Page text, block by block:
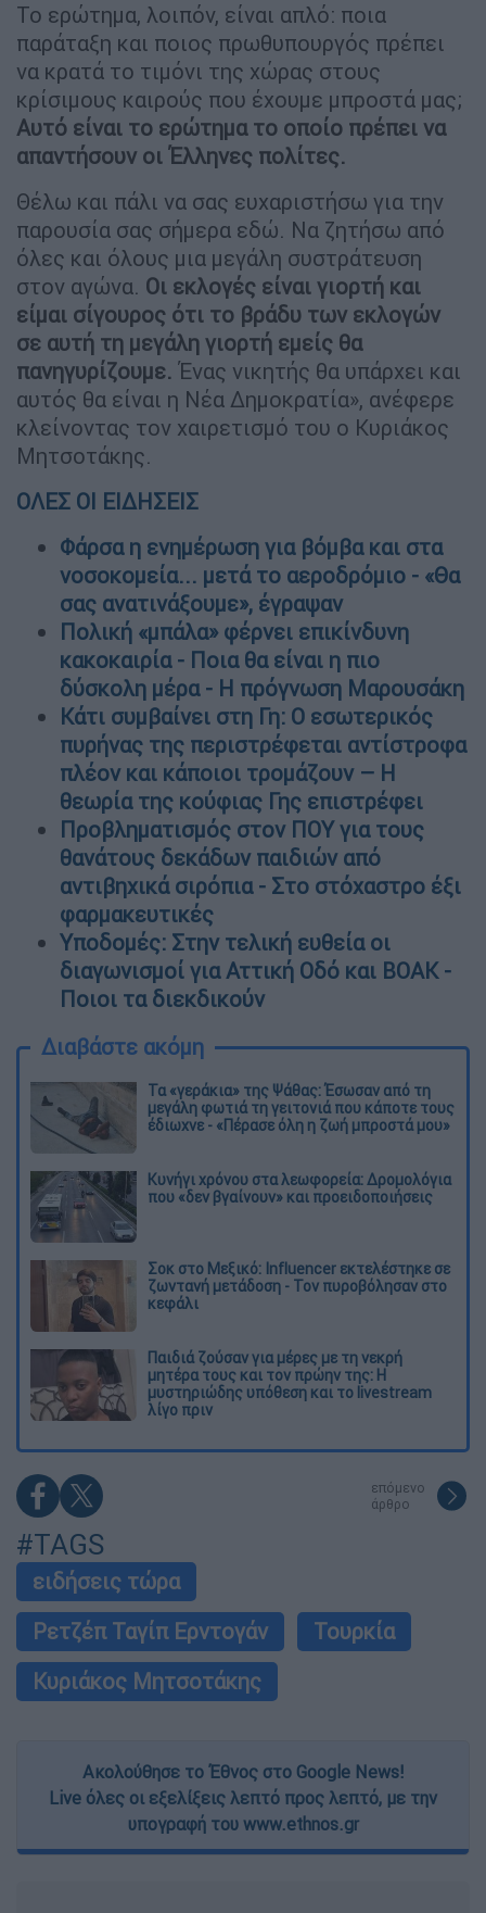
Το ερώτημα, λοιπόν, είναι απλό: ποια
παράταξη και ποιος πρωθυπουργός πρέπει
να κρατά το τιμόνι της χώρας στους
κρίσιμους καιρούς που έχουμε μπροστά μας;
Αυτό είναι το ερώτημα το οποίο πρέπει να
απαντήσουν οι Έλληνες πολίτες.
Θέλω και πάλι να σας ευχαριστήσω για την
παρουσία σας σήμερα εδώ. Να ζητήσω από
όλες και όλους μια μεγάλη συστράτευση
στον αγώνα. Οι εκλογές είναι γιορτή και
είμαι σίγουρος ότι το βράδυ των εκλογών
σε αυτή τη μεγάλη γιορτή εμείς θα
πανηγυρίζουμε. Ένας νικητής θα υπάρχει και
αυτός θα είναι η Νέα Δημοκρατία», ανέφερε
κλείνοντας τον χαιρετισμό του ο Κυριάκος
Μητσοτάκης.
ΟΛΕΣ ΟΙ ΕΙΔΗΣΕΙΣ
Φάρσα η ενημέρωση για βόμβα και στα
νοσοκομεία... μετά το αεροδρόμιο - «Θα
σας ανατινάξουμε», έγραψαν
Πολική «μπάλα» φέρνει επικίνδυνη
κακοκαιρία - Ποια θα είναι η πιο
δύσκολη μέρα - Η πρόγνωση Μαρουσάκη
Κάτι συμβαίνει στη Γη: Ο εσωτερικός
πυρήνας της περιστρέφεται αντίστροφα
πλέον και κάποιοι τρομάζουν – Η
θεωρία της κούφιας Γης επιστρέφει
Προβληματισμός στον ΠΟΥ για τους
θανάτους δεκάδων παιδιών από
αντιβηχικά σιρόπια - Στο στόχαστρο έξι
φαρμακευτικές
Υποδομές: Στην τελική ευθεία οι
διαγωνισμοί για Αττική Οδό και ΒΟΑΚ -
Ποιοι τα διεκδικούν
Διαβάστε ακόμη
Τα «γεράκια» της Ψάθας: Έσωσαν από τη
μεγάλη φωτιά τη γειτονιά που κάποτε τους
έδιωχνε - «Πέρασε όλη η ζωή μπροστά μου»
Κυνήγι χρόνου στα λεωφορεία: Δρομολόγια
που «δεν βγαίνουν» και προειδοποιήσεις
Σοκ στο Μεξικό: Influencer εκτελέστηκε σε
ζωντανή μετάδοση - Τον πυροβόλησαν στο
κεφάλι
Παιδιά ζούσαν για μέρες με τη νεκρή
μητέρα τους και τον πρώην της: Η
μυστηριώδης υπόθεση και το livestream
λίγο πριν
επόμενο
άρθρο
#TAGS
ειδήσεις τώρα
Ρετζέπ Ταγίπ Ερντογάν
Τουρκία
Κυριάκος Μητσοτάκης
Ακολούθησε το Έθνος στο Google News!
Live όλες οι εξελίξεις λεπτό προς λεπτό, με την
υπογραφή του www.ethnos.gr